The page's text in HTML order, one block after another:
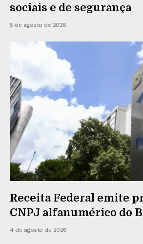
sociais e de segurança
5 de agosto de 2026
Receita Federal emite
CNPJ alfanumérico do
4 de agosto de 2026